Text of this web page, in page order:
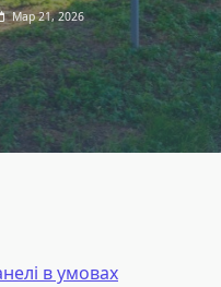
Мар 21, 2026
в умовах